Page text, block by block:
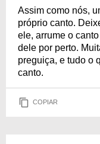
Assim como nós,
próprio canto.
ele, arrume o
dele por perto.
preguiça, e tudo o
canto.
COPIAR